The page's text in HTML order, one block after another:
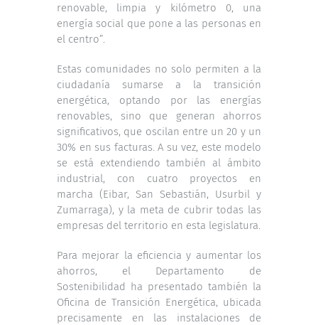
renovable, limpia y kilómetro 0, una
energía social que pone a las personas en
el centro”.
Estas comunidades no solo permiten a la
ciudadanía sumarse a la transición
energética, optando por las energías
renovables, sino que generan ahorros
significativos, que oscilan entre un 20 y un
30% en sus facturas. A su vez, este modelo
se está extendiendo también al ámbito
industrial, con cuatro proyectos en
marcha (Eibar, San Sebastián, Usurbil y
Zumarraga), y la meta de cubrir todas las
empresas del territorio en esta legislatura.
Para mejorar la eficiencia y aumentar los
ahorros, el Departamento de
Sostenibilidad ha presentado también la
Oficina de Transición Energética, ubicada
precisamente en las instalaciones de